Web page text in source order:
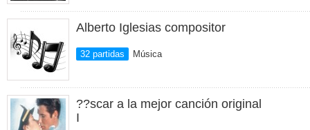
Alberto Iglesias compositor
32 partidas Música
??scar a la mejor canción original
I